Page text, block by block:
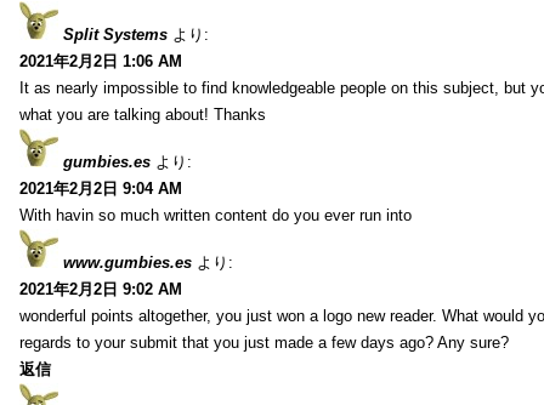
Split Systems より:
2021年2月2日 1:06 AM
It as nearly impossible to find knowledgeable people on this subject, but
what you are talking about! Thanks
gumbies.es より:
2021年2月2日 9:04 AM
With havin so much written content do you ever run into
www.gumbies.es より:
2021年2月2日 9:02 AM
wonderful points altogether, you just won a logo new reader. What would
regards to your submit that you just made a few days ago? Any sure?
返信